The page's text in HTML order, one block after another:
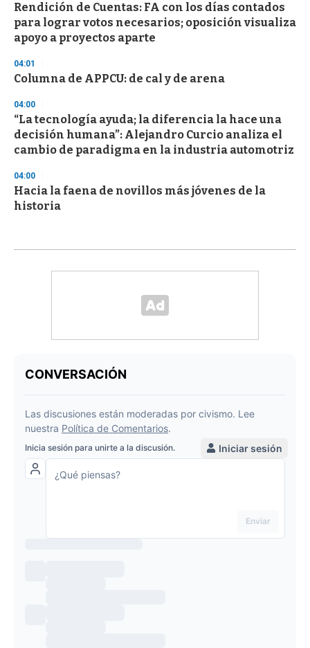
Rendición de Cuentas: FA con los días contados
para lograr votos necesarios; oposición visualiza
apoyo a proyectos aparte
04:01
Columna de APPCU: de cal y de arena
04:00
“La tecnología ayuda; la diferencia la hace una
decisión humana”: Alejandro Curcio analiza el
cambio de paradigma en la industria automotriz
04:00
Hacia la faena de novillos más jóvenes de la
historia